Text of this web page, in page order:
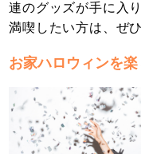
連のグッズが手に入
満喫したい方は、ぜ
お家ハロウィンを